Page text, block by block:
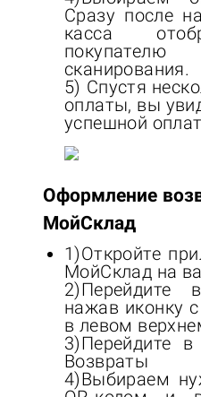
Сразу после
касса
сканирования.
5) Спустя
оплаты, вы
успешной
Оформление
МойСклад
1)Откройте
МойСклад на
2)Перейдите
нажав иконку
в левом
3)Перейдите
Возвраты
4)Выбираем